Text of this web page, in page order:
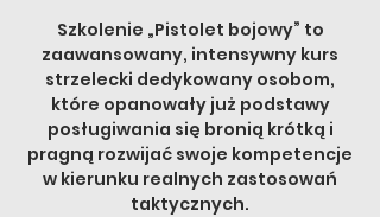
Szkolenie „Pistolet bojowy” to
zaawansowany, intensywny kurs
strzelecki dedykowany osobom,
które opanowały już podstawy
posługiwania się bronią krótką i
pragną rozwijać swoje kompetencje
w kierunku realnych zastosowań
taktycznych.